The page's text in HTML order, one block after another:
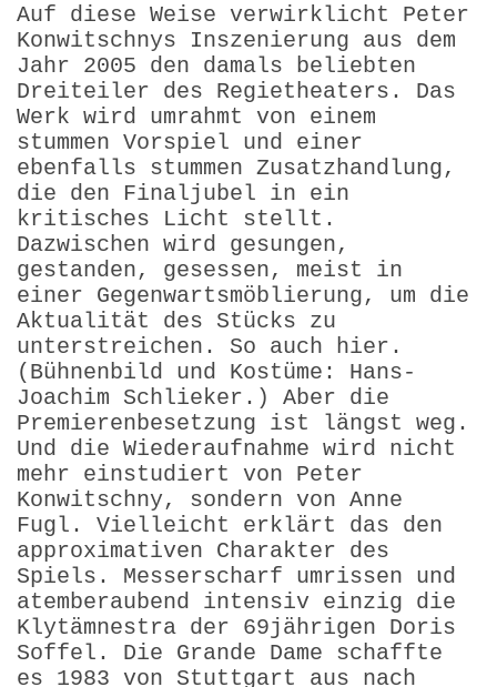
Auf diese Weise verwirklicht Peter
Konwitschnys Inszenierung aus dem
Jahr 2005 den damals beliebten
Dreiteiler des Regietheaters. Das
Werk wird umrahmt von einem
stummen Vorspiel und einer
ebenfalls stummen Zusatzhandlung,
die den Finaljubel in ein
kritisches Licht stellt.
Dazwischen wird gesungen,
gestanden, gesessen, meist in
einer Gegenwarts­möblierung, um die
Aktualität des Stücks zu
unterstreichen. So auch hier.
(Bühnenbild und Kostüme: Hans-
Joachim Schlieker.) Aber die
Premierenbesetzung ist längst weg.
Und die Wiederaufnahme wird nicht
mehr einstudiert von Peter
Konwitschny, sondern von Anne
Fugl. Vielleicht erklärt das den
approximativen Charakter des
Spiels. Messerscharf umrissen und
atemberaubend intensiv einzig die
Klytämnestra der 69jährigen Doris
Soffel. Die Grande Dame schaffte
es 1983 von Stuttgart aus nach